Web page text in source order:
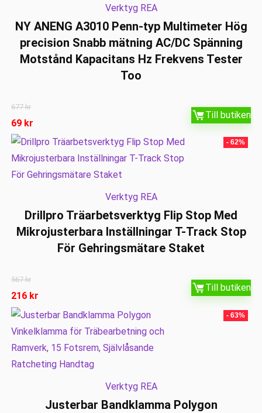
Verktyg REA
NY ANENG A3010 Penn-typ Multimeter Hög
precision Snabb mätning AC/DC Spänning
Motstånd Kapacitans Hz Frekvens Tester
Too
677kr
69 kr
Till butiken
- 62%
Verktyg REA
Drillpro Träarbetsverktyg Flip Stop Med
Mikrojusterbara Inställningar T-Track Stop
För Gehringsmätare Staket
567kr
216 kr
Till butiken
- 63%
Verktyg REA
Justerbar Bandklamma Polygon